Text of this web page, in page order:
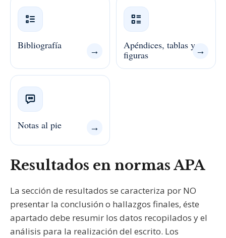
Bibliografía →
Apéndices, tablas y
figuras
→
Notas al pie →
Resultados en normas APA
La sección de resultados se caracteriza por NO
presentar la conclusión o hallazgos finales, éste
apartado debe resumir los datos recopilados y el
análisis para la realización del escrito. Los